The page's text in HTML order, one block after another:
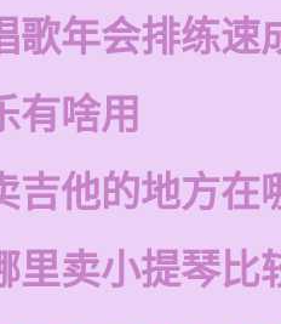
歌年会排练速
有啥用
吉他的地方在
里卖小提琴比